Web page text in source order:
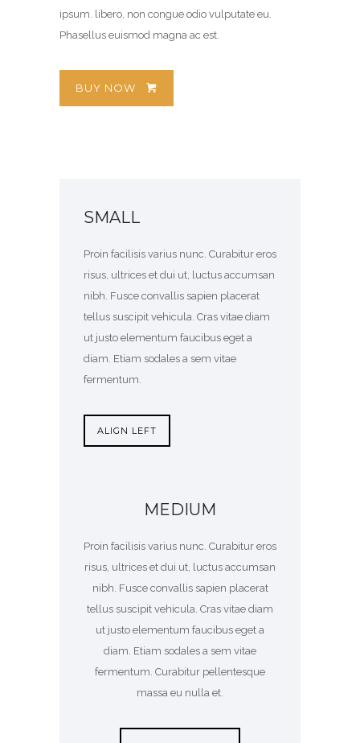
ipsum. libero, non congue odio vulputate eu.
Phasellus euismod magna ac est.
BUY NOW
SMALL
Proin facilisis varius nunc. Curabitur eros
risus, ultrices et dui ut, luctus accumsan
nibh. Fusce convallis sapien placerat
tellus suscipit vehicula. Cras vitae diam
ut justo elementum faucibus eget a
diam. Etiam sodales a sem vitae
fermentum.
ALIGN LEFT
MEDIUM
Proin facilisis varius nunc. Curabitur eros
risus, ultrices et dui ut, luctus accumsan
nibh. Fusce convallis sapien placerat
tellus suscipit vehicula. Cras vitae diam
ut justo elementum faucibus eget a
diam. Etiam sodales a sem vitae
fermentum. Curabitur pellentesque
massa eu nulla et.